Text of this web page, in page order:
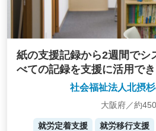
紙の支援記録から2週間でシ
べての記録を支援に活用で
社会福祉法人北摂
大阪府／約
就労定着支援 就労移行支援